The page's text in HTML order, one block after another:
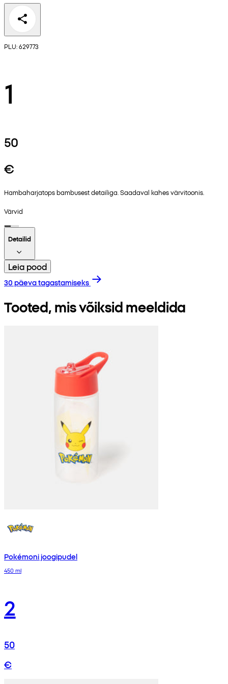
PLU: 629773
1
50
€
Hambaharjatops bambusest detailiga. Saadaval kahes värvitoonis.
Värvid
Detailid
Leia pood
30 päeva tagastamiseks
Tooted, mis võiksid meeldida
Pokémoni joogipudel
450 ml
2
50
€